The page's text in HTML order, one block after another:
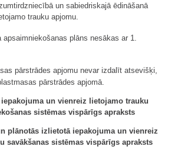
un sabiedriskajā ēdināšanā
trauku apjomu.
apsaimniekošanas plāns nesākas ar 1.
pārstrādes apjomu nevar izdalīt atsevišķi,
pārstrādes apjomā.
un vienreiz lietojamo trauku
sistēmas vispārīgs apraksts
plānotās izlietotā iepakojuma un vienreiz
savākšanas sistēmas vispārīgs apraksts